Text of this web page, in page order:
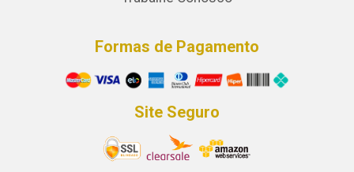
Formas de Pagamento
Site Seguro